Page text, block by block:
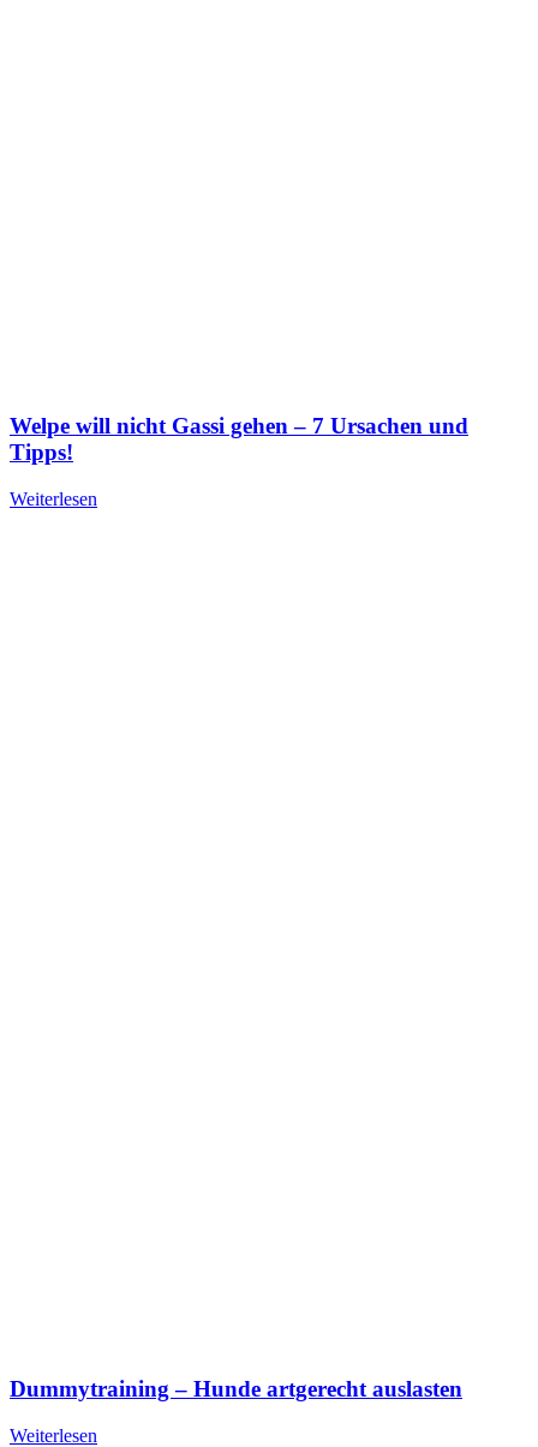
Welpe will nicht Gassi gehen – 7 Ursachen und
Tipps!
Weiterlesen
Dummytraining – Hunde artgerecht auslasten
Weiterlesen